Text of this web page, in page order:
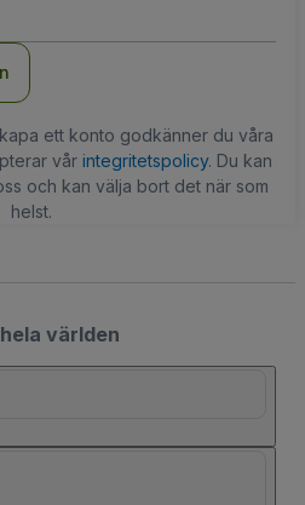
ett konto godkänner du våra
vår integritetspolicy. Du kan
och kan välja bort det när som
helst.
världen